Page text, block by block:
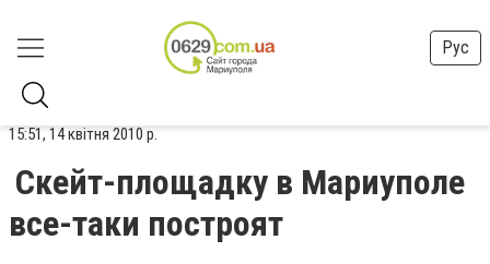
Рус
15:51, 14 квітня 2010 р.
Скейт-площадку в Мариуполе
все-таки построят